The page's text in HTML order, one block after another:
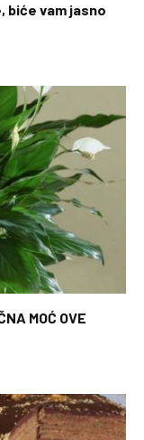
biće vam jasno
MOĆ OVE